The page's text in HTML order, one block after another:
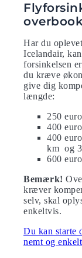
Har du
Icelandair,
forsinkelsen
du kræve
give dig
længde:
250
400
400
km og
600
Bemærk!
kræver
selv, skal
enkeltvis.
Du kan starte
nemt og